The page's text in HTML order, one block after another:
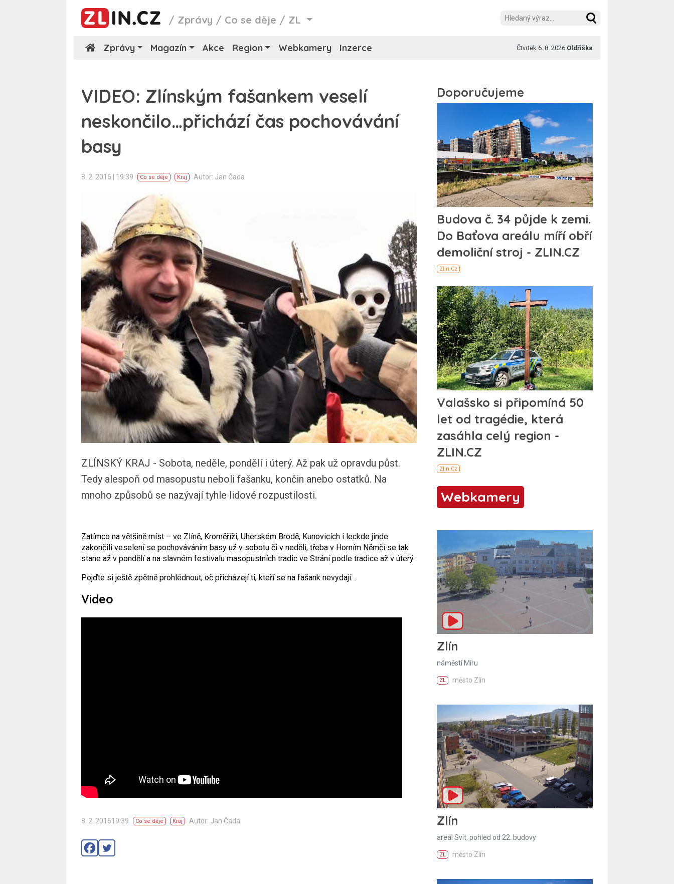
/ Zprávy / Co se děje / ZL
Zprávy Magazín Akce Region Webkamery Inzerce Čtvrtek 6. 8. 2026 Oldřiška
VIDEO: Zlínským fašankem veselí
neskončilo…přichází čas pochovávání
basy
8. 2. 2016 | 19:39 Co se děje Kraj Autor: Jan Čada
ZLÍNSKÝ KRAJ - Sobota, neděle, pondělí i úterý. Až pak už opravdu půst.
Tedy alespoň od masopustu neboli fašanku, končin anebo ostatků. Na
mnoho způsobů se nazývají tyhle lidové rozpustilosti.
Zatímco na většině míst – ve Zlíně, Kroměříži, Uherském Brodě, Kunovicích i leckde jinde
zakončili veselení se pochováváním basy už v sobotu či v neděli, třeba v Horním Němčí se tak
stane až v pondělí a na slavném festivalu masopustních tradic ve Strání podle tradice až v úterý.
Pojďte si ještě zpětně prohlédnout, oč přicházejí ti, kteří se na fašank nevydají…
Video
8. 2. 201619:39 Co se děje Kraj Autor: Jan Čada
Webkamery
Zlín
náměstí Míru
ZL město Zlín
Zlín
areál Svit, pohled od 22. budovy
ZL město Zlín